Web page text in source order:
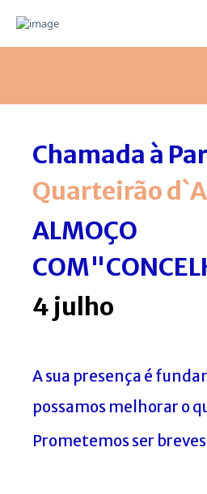
Chamada à
Quarteirão
ALMOÇO
4 julho
A sua presença é
possamos melhorar o
Prometemos ser